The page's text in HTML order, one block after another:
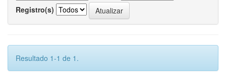
Registro(s)
Resultado 1-1 de 1.